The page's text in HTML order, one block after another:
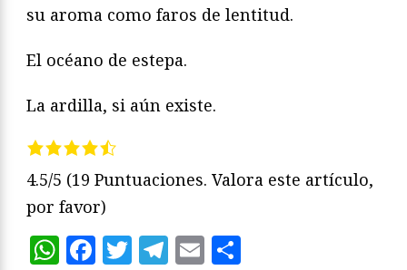
su aroma como faros de lentitud.
El océano de estepa.
La ardilla, si aún existe.
4.5/5 (19 Puntuaciones. Valora este artículo,
por favor)
WhatsApp
Facebook
Twitter
Telegram
Email